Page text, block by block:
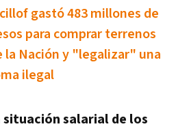
gastó 483 millones de
para comprar terrenos
la Nación y "legalizar" una
ilegal
situación salarial de los